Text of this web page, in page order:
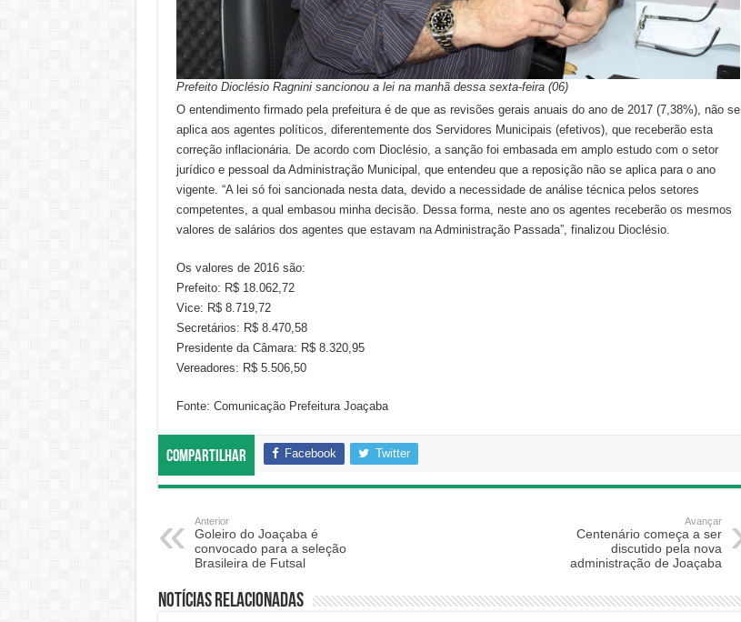
Prefeito Dioclésio Ragnini sancionou a lei na manhã dessa sexta-feira (06)
O entendimento firmado pela prefeitura é de que as revisões gerais anuais do ano de 2017 (7,38%), não se
aplica aos agentes políticos, diferentemente dos Servidores Municipais (efetivos), que receberão esta
correção inflacionária. De acordo com Dioclésio, a sanção foi embasada em amplo estudo com o setor
jurídico e pessoal da Administração Municipal, que entendeu que a reposição não se aplica para o ano
vigente. “A lei só foi sancionada nesta data, devido a necessidade de análise técnica pelos setores
competentes, a qual embasou minha decisão. Dessa forma, neste ano os agentes receberão os mesmos
valores de salários dos agentes que estavam na Administração Passada”, finalizou Dioclésio.
Os valores de 2016 são:
Prefeito: R$ 18.062,72
Vice: R$ 8.719,72
Secretários: R$ 8.470,58
Presidente da Câmara: R$ 8.320,95
Vereadores: R$ 5.506,50
Fonte: Comunicação Prefeitura Joaçaba
Compartilhar Facebook Twitter
Anterior
Goleiro do Joaçaba é
convocado para a seleção
Brasileira de Futsal
Avançar
Centenário começa a ser
discutido pela nova
administração de Joaçaba
Notícias relacionadas